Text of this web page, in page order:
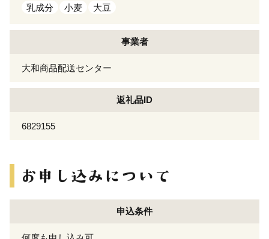
乳成分 小麦 大豆
事業者
大和商品配送センター
返礼品ID
6829155
申込条件